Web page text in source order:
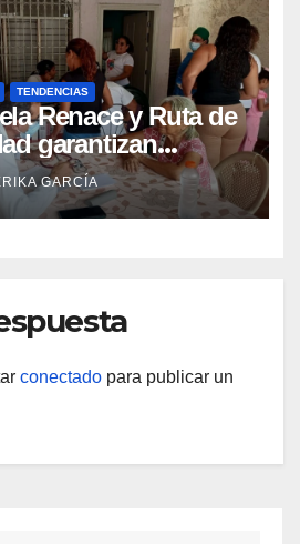
TENDENCIAS
Renace y Ruta de
garantizan
integral en
GARCÍA
conectado para publicar un